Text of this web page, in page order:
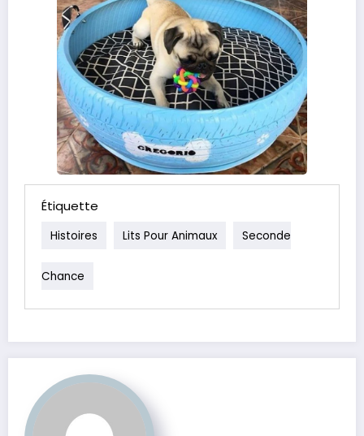
Étiquette
Histoires Lits Pour Animaux Seconde
Chance